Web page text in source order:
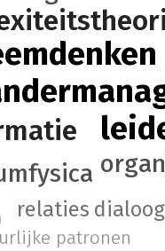
dialoog
relaties
patronen